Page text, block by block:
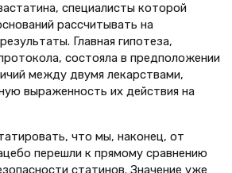
специалисты которой
рассчитывать на
Главная гипотеза,
состояла в предположении
между двумя лекарствами,
выраженность их действия на
что мы, наконец, от
перешли к прямому сравнению
статинов. Значение уже